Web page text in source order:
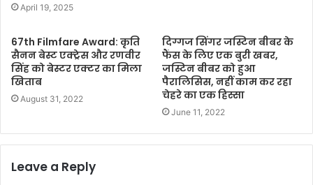
April 19, 2025
67th Filmfare Award: कृति
सैनन बेस्ट एक्ट्रेस और रणवीर
सिंह को बेस्टर एक्टर का मिला
खिताब
August 31, 2022
दिग्गज सिंगर जस्टिन बीबर के
फैंस के लिए एक बुरी खबर,
जस्टिन बीबर को हुआ
पैरालिसिस, नहीं काम कर रहा
चेहरे का एक हिस्सा
June 11, 2022
Leave a Reply